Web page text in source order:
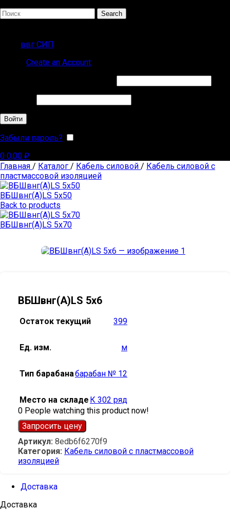
Search
ввг СИП
Create an Account
Войти
Забыли пароль?
0 0,00 ₽
Главная / Каталог / Кабель силовой / Кабель силовой с
пластмассовой изоляцией
ВБШвнг(А)LS 5х50
Back to products
ВБШвнг(А)LS 5х70
ВБШвнг(А)LS 5х6
Остаток текущий 399
Ед. изм. м
Тип барабанабарабан № 12
Место на складе К 302 ряд
0 People watching this product now!
Запросить цену
Артикул: 8edb6f6270f9
Категория: Кабель силовой с пластмассовой
изоляцией
Доставка
Доставка